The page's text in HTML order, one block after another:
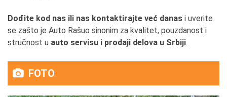
Dođite kod nas ili nas kontaktirajte već danas i uverite
se zašto je Auto Rašuo sinonim za kvalitet, pouzdanost i
stručnost u auto servisu i prodaji delova u Srbiji.
FOTO